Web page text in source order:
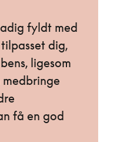
fyldt med
dig,
ligesom
medbringe
få en god